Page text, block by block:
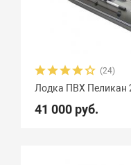
Тип швов
Максимальная
(24)
Лодка ПВХ Пеликан
41 000 руб.